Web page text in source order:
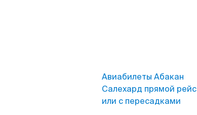
Авиабилеты Абакан
Салехард прямой рейс
или с пересадками